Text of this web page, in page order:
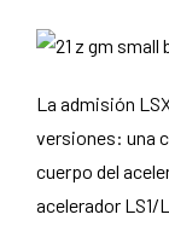
La admisión
versiones: una
cuerpo del
acelerador LS1/